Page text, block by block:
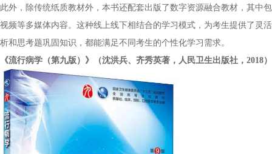
此外，除传统纸质教材外，本书还配套出版了数字资源融合教材，其中
视频等多媒体内容。这种线上线下相结合的学习模式，为考生提供了灵
析和思考题巩固知识，都能满足不同考生的个性化学习需求。
《流行病学（第九版）》（沈洪兵、齐秀英著，人民卫生出版社，